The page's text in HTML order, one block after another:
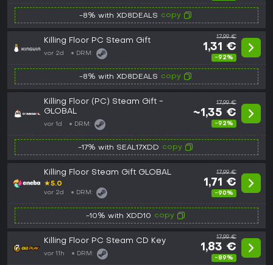
-8% with XD8DEALS copy
Killing Floor PC Steam Gift
vor 2d DRM:
17,99 €
1,31 €
-92%
-8% with XD8DEALS copy
Killing Floor (PC) Steam Gift -
GLOBAL
vor 1d DRM:
17,99 €
~1,35 €
-92%
-17% with SEAL17XDD copy
Killing Floor Steam Gift GLOBAL
★5.0
vor 2d DRM:
17,99 €
1,71 €
-90%
-10% with XDD10 copy
Killing Floor PC Steam CD Key
vor 11h DRM:
17,99 €
1,83 €
-89%